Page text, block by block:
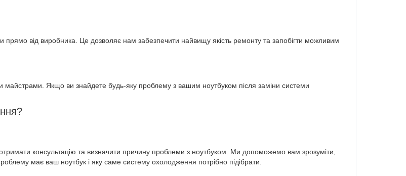
прямо від виробника. Це дозволяє нам забезпечити найвищу якість ремонту та запобігти можливим
майстрами. Якщо ви знайдете будь-яку проблему з вашим ноутбуком після заміни системи
консультацію та визначити причину проблеми з ноутбуком. Ми допоможемо вам зрозуміти,
має ваш ноутбук і яку саме систему охолодження потрібно підібрати.